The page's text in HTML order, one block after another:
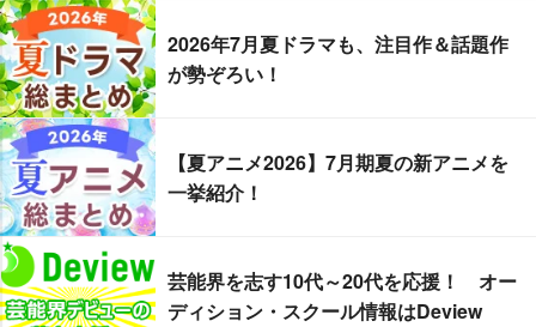
2026年7月夏ドラマも、注目作＆話題作
が勢ぞろい！
【夏アニメ2026】7月期夏の新アニメを
一挙紹介！
芸能界を志す10代～20代を応援！ オー
ディション・スクール情報はDeview